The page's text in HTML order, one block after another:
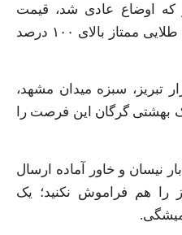
اوضاع عادی شد، قیمت
کشمش سبز ممتاز و کشمش طلایی ممتاز بالای ۱۰۰ درصد
تبریز، سبزه میدان مشهد،
گرگان این فرصت را
نیسان و خاور آماده ارسال
فراموش نکنید؛ یک